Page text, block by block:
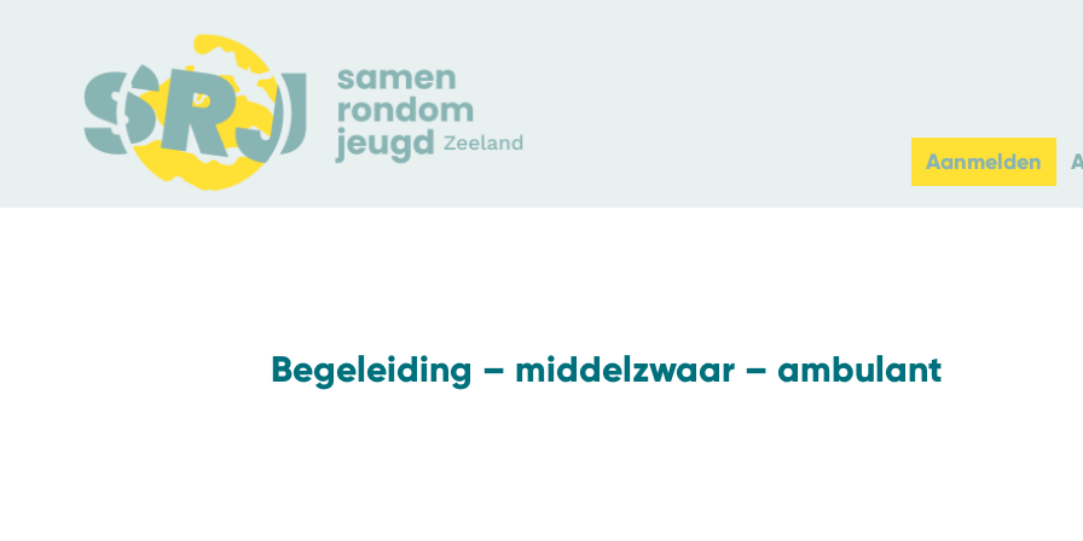
Aanmelden
Begeleiding – middelzwaar – ambulant